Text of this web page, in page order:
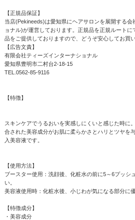
【正規品保証】
当店(Pekineeds)は愛知県にヘアサロンを展開する
ョナル)が運営しております。正規品を正規ルート
品をご提供しておりますので、どうぞ安心してお買
【広告文責】
有限会社ティーズインターナショナル
愛知県豊明市二村台2-18-15
TEL.0562-85-9116
【特徴】
スキンケアでうるおいを実感しにくいと感じた時に
合された美容成分がお肌に柔らかさとハリとツヤを
入美容液です。
【使用方法】
ブースター使用：洗顔後、化粧水の前に5～6プッシ
い。
美容液使用時：化粧水後、小じわが気になる部分に
【特徴成分】
・美容成分